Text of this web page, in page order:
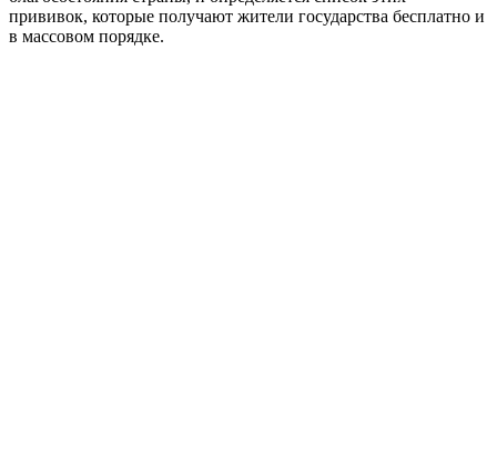
прививок, которые получают жители государства бесплатно и
в массовом порядке.